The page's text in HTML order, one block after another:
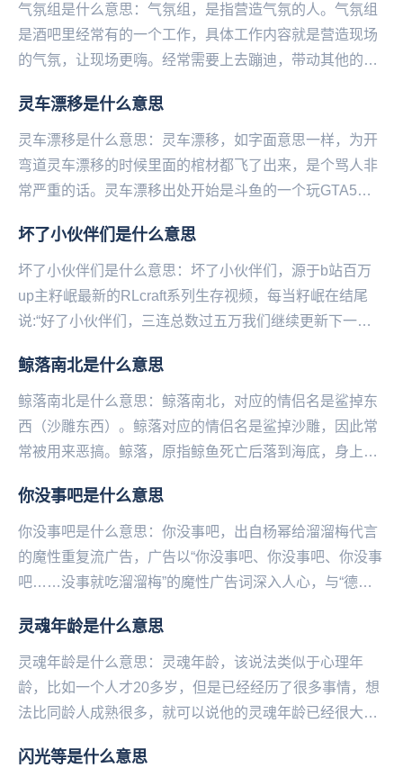
气氛组是什么意思：气氛组，是指营造气氛的人。气氛组
是酒吧里经常有的一个工作，具体工作内容就是营造现场
的气氛，让现场更嗨。经常需要上去蹦迪，带动其他的人
气...
灵车漂移是什么意思
灵车漂移是什么意思：灵车漂移，如字面意思一样，为开
弯道灵车漂移的时候里面的棺材都飞了出来，是个骂人非
常严重的话。灵车漂移出处开始是斗鱼的一个玩GTA5的
坏了小伙伴们是什么意思
坏了小伙伴们是什么意思：坏了小伙伴们，源于b站百万
up主籽岷最新的RLcraft系列生存视频，每当籽岷在结尾
说:“好了小伙伴们，三连总数过五万我们继续更新下一集‌‌‌‌‌‌‌‌”
鲸落南北是什么意思
鲸落南北是什么意思：鲸落南北，对应的情侣名是鲨掉东
西（沙雕东西）。鲸落对应的情侣名是鲨掉沙雕，因此常
常被用来恶搞。鲸落，原指鲸鱼死亡后落到海底，身上自
落。...
你没事吧是什么意思
你没事吧是什么意思：你没事吧，出自杨幂给溜溜梅代言
的魔性重复流广告，广告以“你没事吧、你‌‌‌‌‌‌‌‌‌‌‌没事吧、你没事
吧……没事就吃溜溜梅”的魔性广告词深入人心，与“德芙
灵魂年龄是什么意思
灵魂年龄是什么意思：灵魂年龄，该说法类似于心理年
龄，比如一个人才20多岁，但是已经经历了很多事情，想
法比同龄人成熟很多，就可以说‌‌‌‌‌‌‌‌‌‌‌‌‌他的灵魂年龄已经很大
闪光等是什么意思